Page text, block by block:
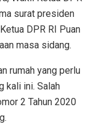
surat presiden
DPR RI Puan
masa sidang.
rumah yang perlu
kali ini. Salah
2 Tahun 2020